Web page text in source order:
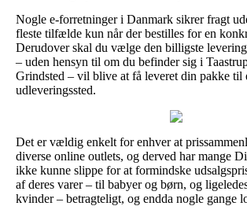
Nogle e-forretninger i Danmark sikrer fragt
fleste tilfælde kun når der bestilles for en
Derudover skal du vælge den billigste
– uden hensyn til om du befinder sig i
Grindsted – vil blive at få leveret din pakke til
udleveringssted.
Det er vældig enkelt for enhver at
diverse online outlets, og derved har mange
ikke kunne slippe for at formindske
af deres varer – til babyer og børn, og
kvinder – betragteligt, og endda nogle gange